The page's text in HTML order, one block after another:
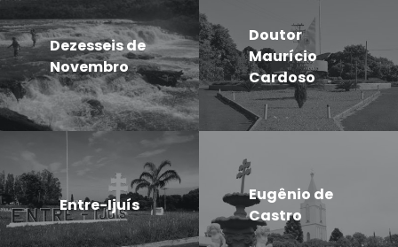
Dezesseis de
Novembro
Doutor
Maurício
Cardoso
Entre-Ijuís
Eugênio de
Castro